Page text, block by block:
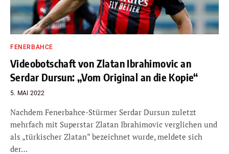
FENERBAHCE
Videobotschaft von Zlatan Ibrahimovic an
Serdar Dursun: „Vom Original an die Kopie“
5. MAI 2022
Nachdem Fenerbahce-Stürmer Serdar Dursun zuletzt
mehrfach mit Superstar Zlatan Ibrahimovic verglichen und
als „türkischer Zlatan“ bezeichnet wurde, meldete sich
der…